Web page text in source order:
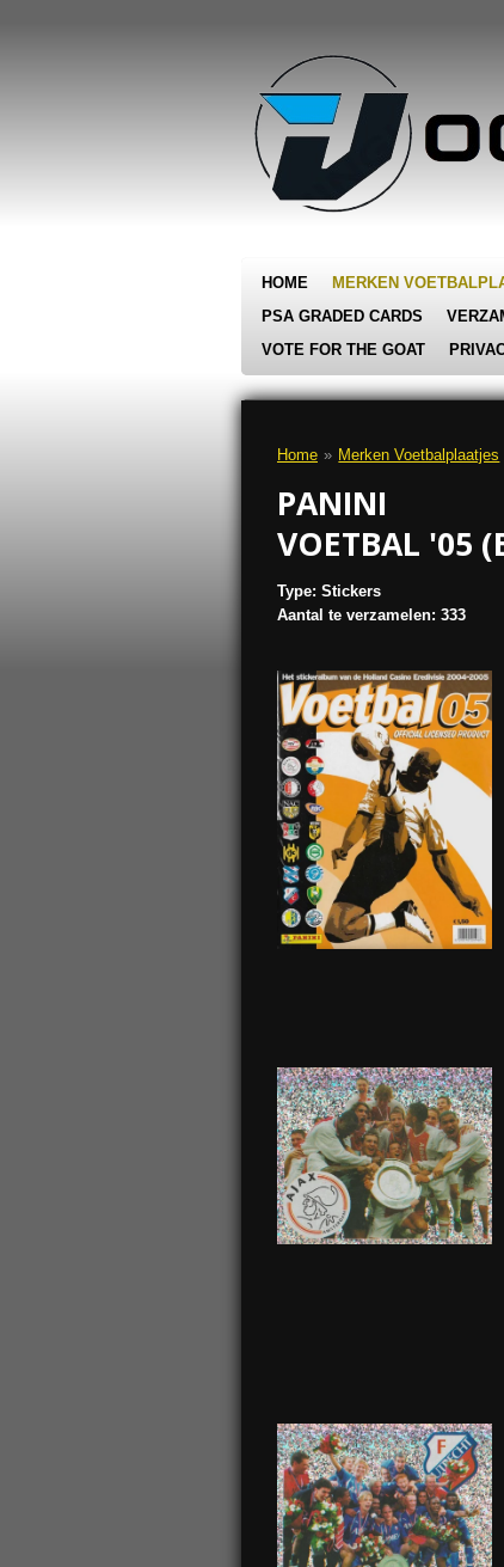
HOME MERKEN
PSA GRADED CARDS
VOTE FOR THE GOAT
Home » Merken Voetbalplaatjes
PANINI
VOETBAL '05
Type: Stickers
Aantal te verzamelen: 333